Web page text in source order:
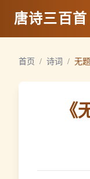
唐诗三百首
首页 / 诗词 / 无
《